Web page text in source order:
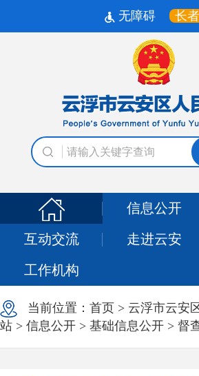
无障碍 长
信息公开
互动交流 走进云安
工作机构
当前位置： 首页 > 云浮市云安
站 > 信息公开 > 基础信息公开 > 督